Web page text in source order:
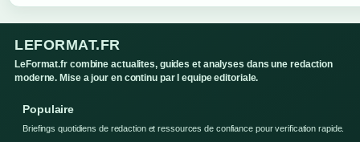
LEFORMAT.FR
LeFormat.fr combine actualites, guides et analyses dans une redaction
moderne. Mise a jour en continu par l equipe editoriale.
Populaire
Briefings quotidiens de redaction et ressources de confiance pour verification rapide.